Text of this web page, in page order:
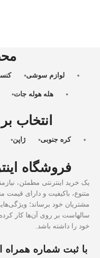
لوازم سوشی
هله هوله جات
انتخاب
کره جنوبی ژاپن
فروشگاه
یک خرید اینترنتی مطمئن،
متنوع، باکیفیت و دارای
مشتریان خود برساند؛
سالهاست بر روی آن‌ها کار
خود را داشته باشد.
با ثبت شماره همراه